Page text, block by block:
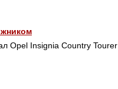
Opel Insignia Country Tourer